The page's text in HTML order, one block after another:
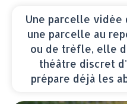
Une parcelle vidée
une parcelle au
ou de trèfle, elle
théâtre discret
prépare déjà les